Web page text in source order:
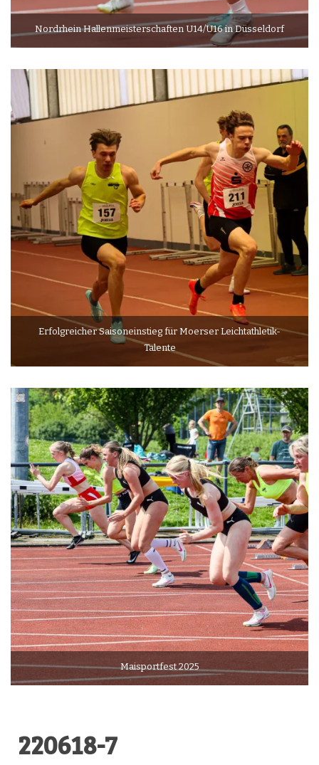
Nordrhein Hallenmeisterschaften U14/U16 in Düsseldorf
Erfolgreicher Saisoneinstieg für Moerser Leichtathletik-
Talente
Maisportfest 2025
220618-7